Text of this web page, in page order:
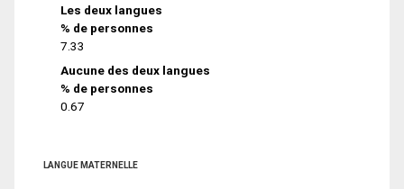
Les deux langues
% de personnes
7.33
Aucune des deux langues
% de personnes
0.67
LANGUE MATERNELLE